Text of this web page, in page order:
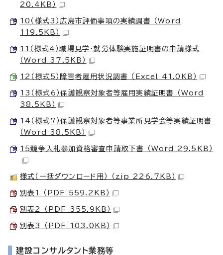
20.4KB）
10（様式3）広島市評価事項の実績調書 （Word
119.5KB）
11（様式4）職場見学・就労体験実施証明書の申請様式
（Word 37.5KB）
12（様式5）障害者雇用状況調書 （Excel 41.0KB）
13（様式6）保護観察対象者等雇用実績証明書 （Word
38.5KB）
14（様式7）保護観察対象者等事業所見学会等実績証明書
（Word 38.5KB）
15競争入札参加資格審査申請取下書 （Word 29.5KB）
様式（一括ダウンロード用） （zip 226.7KB）
別表1 （PDF 559.2KB）
別表2 （PDF 355.9KB）
別表3 （PDF 103.0KB）
建設コンサルタント業務等